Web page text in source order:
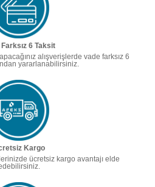
6 Taksit
alışverişlerde vade farksız 6
yararlanabilirsiniz.
Kargo
ücretsiz kargo avantajı elde